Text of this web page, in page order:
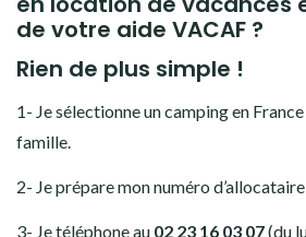
de votre aide VACAF ?
Rien de plus simple !
1- Je sélectionne un camping en
famille.
2- Je prépare mon numéro
3- Je téléphone au 02 23 16 03 07(du